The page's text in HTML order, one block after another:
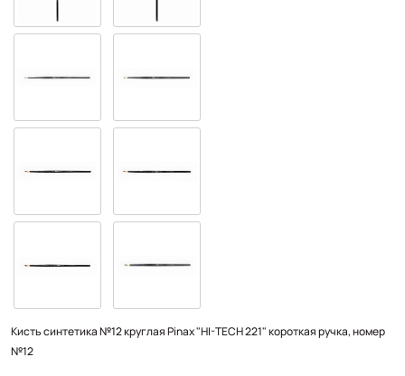
Кисть синтетика №12 круглая Pinax "HI-TECH 221" короткая ручка, номер
№12